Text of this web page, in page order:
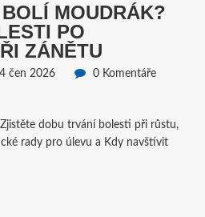
MOUDRÁK?
PO
ZÁNĚTU
čen 2026
0 Komentáře
dobu trvání bolesti při růstu,
rady pro úlevu a Kdy navštívit